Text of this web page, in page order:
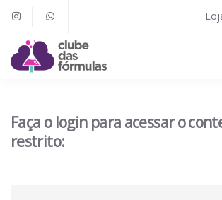
Faça o login para acessar o
restrito: